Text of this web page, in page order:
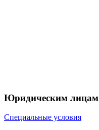
Юридическим лицам
Специальные условия